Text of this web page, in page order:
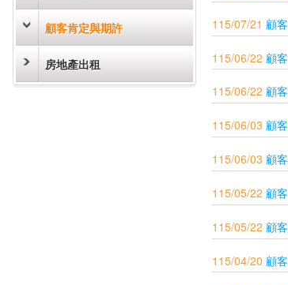
顧客肯定與期許
房地產出租
115/07/21 顧
115/06/22 顧
115/06/22 顧
115/06/03 顧
115/06/03 顧
115/05/22 顧
115/05/22 顧
115/04/20 顧